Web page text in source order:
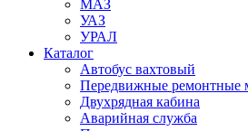
МАЗ
УАЗ
УРАЛ
Каталог
Автобус вахтовый
Передвижные ремонтные
Двухрядная кабина
Аварийная служба